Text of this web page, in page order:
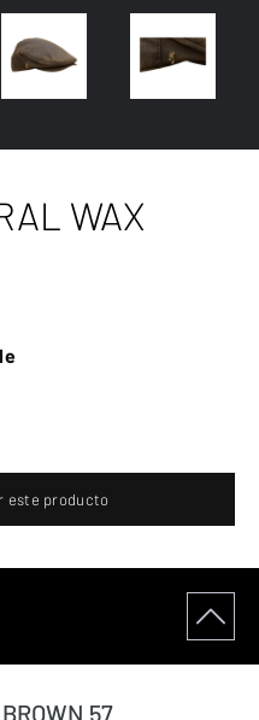
WAX
este producto
57